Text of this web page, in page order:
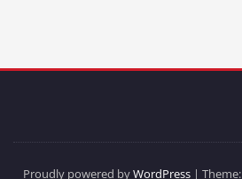
Proudly powered byWordPress| Theme: